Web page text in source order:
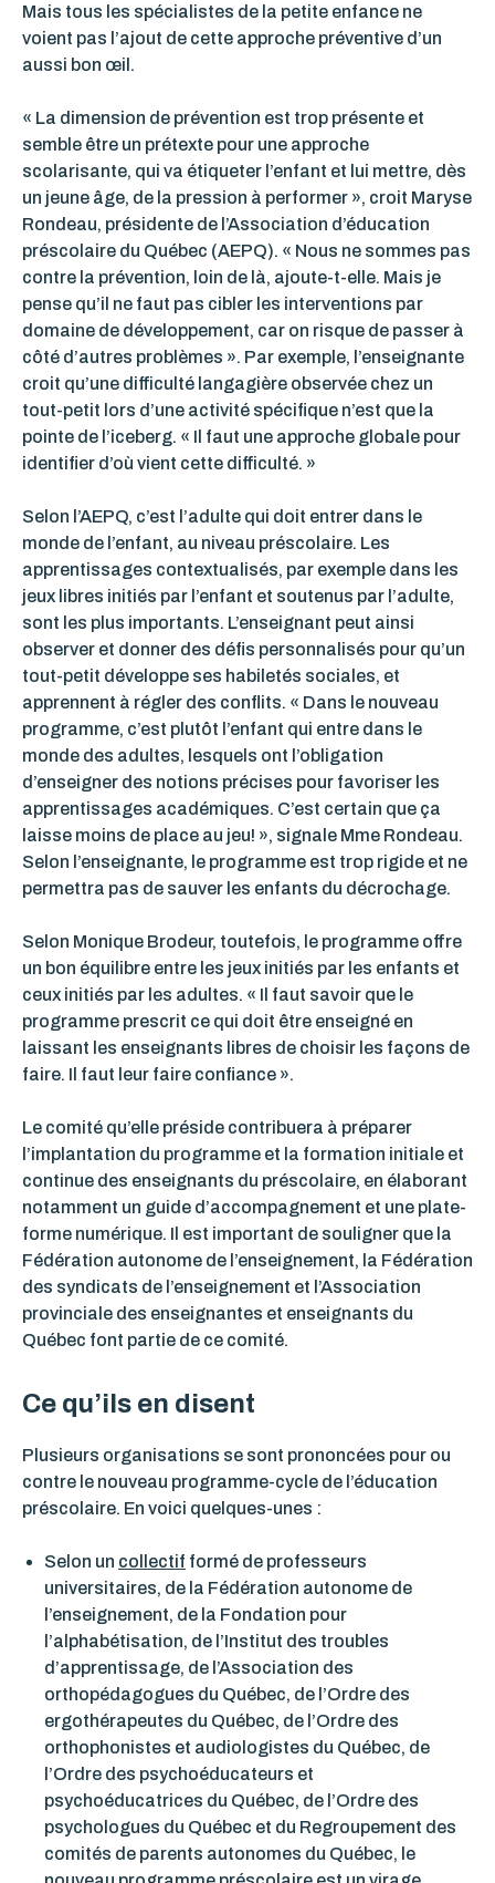
Mais tous les spécialistes de la petite enfance ne
voient pas l’ajout de cette approche préventive d’un
aussi bon œil.
« La dimension de prévention est trop présente et
semble être un prétexte pour une approche
scolarisante, qui va étiqueter l’enfant et lui mettre, dès
un jeune âge, de la pression à performer », croit Maryse
Rondeau, présidente de l’Association d’éducation
préscolaire du Québec (AEPQ). « Nous ne sommes pas
contre la prévention, loin de là, ajoute-t-elle. Mais je
pense qu’il ne faut pas cibler les interventions par
domaine de développement, car on risque de passer à
côté d’autres problèmes ». Par exemple, l’enseignante
croit qu’une difficulté langagière observée chez un
tout-petit lors d’une activité spécifique n’est que la
pointe de l’iceberg. « Il faut une approche globale pour
identifier d’où vient cette difficulté. »
Selon l’AEPQ, c’est l’adulte qui doit entrer dans le
monde de l’enfant, au niveau préscolaire. Les
apprentissages contextualisés, par exemple dans les
jeux libres initiés par l’enfant et soutenus par l’adulte,
sont les plus importants. L’enseignant peut ainsi
observer et donner des défis personnalisés pour qu’un
tout-petit développe ses habiletés sociales, et
apprennent à régler des conflits. « Dans le nouveau
programme, c’est plutôt l’enfant qui entre dans le
monde des adultes, lesquels ont l’obligation
d’enseigner des notions précises pour favoriser les
apprentissages académiques. C’est certain que ça
laisse moins de place au jeu! », signale Mme Rondeau.
Selon l’enseignante, le programme est trop rigide et ne
permettra pas de sauver les enfants du décrochage.
Selon Monique Brodeur, toutefois, le programme offre
un bon équilibre entre les jeux initiés par les enfants et
ceux initiés par les adultes. « Il faut savoir que le
programme prescrit ce qui doit être enseigné en
laissant les enseignants libres de choisir les façons de
faire. Il faut leur faire confiance ».
Le comité qu’elle préside contribuera à préparer
l’implantation du programme et la formation initiale et
continue des enseignants du préscolaire, en élaborant
notamment un guide d’accompagnement et une plate-
forme numérique. Il est important de souligner que la
Fédération autonome de l’enseignement, la Fédération
des syndicats de l’enseignement et l’Association
provinciale des enseignantes et enseignants du
Québec font partie de ce comité.
Ce qu’ils en disent
Plusieurs organisations se sont prononcées pour ou
contre le nouveau programme-cycle de l’éducation
préscolaire. En voici quelques-unes :
Selon un collectif formé de professeurs
universitaires, de la Fédération autonome de
l’enseignement, de la Fondation pour
l’alphabétisation, de l’Institut des troubles
d’apprentissage, de l’Association des
orthopédagogues du Québec, de l’Ordre des
ergothérapeutes du Québec, de l’Ordre des
orthophonistes et audiologistes du Québec, de
l’Ordre des psychoéducateurs et
psychoéducatrices du Québec, de l’Ordre des
psychologues du Québec et du Regroupement des
comités de parents autonomes du Québec, le